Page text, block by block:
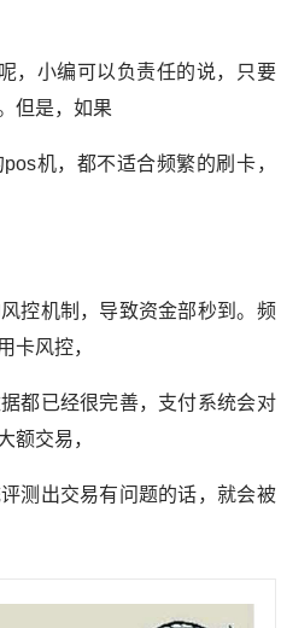
，小编可以负责任的说，只要
但是，如果
机，都不适合频繁的刷卡，
控机制，导致资金部秒到。频
卡风控，
都已经很完善，支付系统会对
额交易，
测出交易有问题的话，就会被